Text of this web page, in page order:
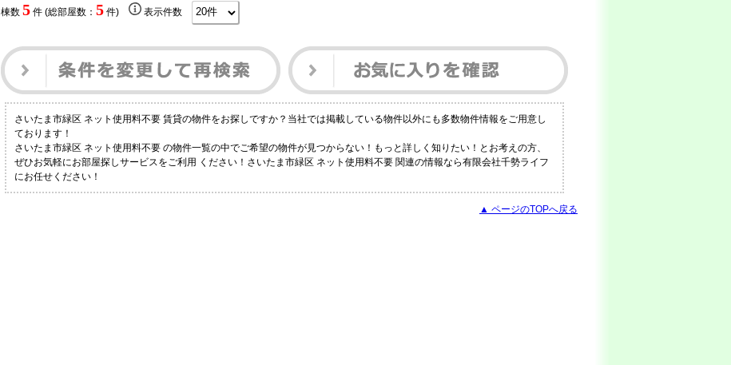
棟数 5件 (総部屋数： 5件) 表示件数
さいたま市緑区 ネット使用料不要 賃貸の物件をお探しですか？当社では掲載している物件以外にも多数物件情報をご用意し
ております！
さいたま市緑区 ネット使用料不要 の物件一覧の中でご希望の物件が見つからない！もっと詳しく知りたい！とお考えの方、
ぜひお気軽にお部屋探しサービスをご利用 ください！さいたま市緑区 ネット使用料不要 関連の情報なら有限会社千勢ライフ
にお任せください！
▲ ページのTOPへ戻る